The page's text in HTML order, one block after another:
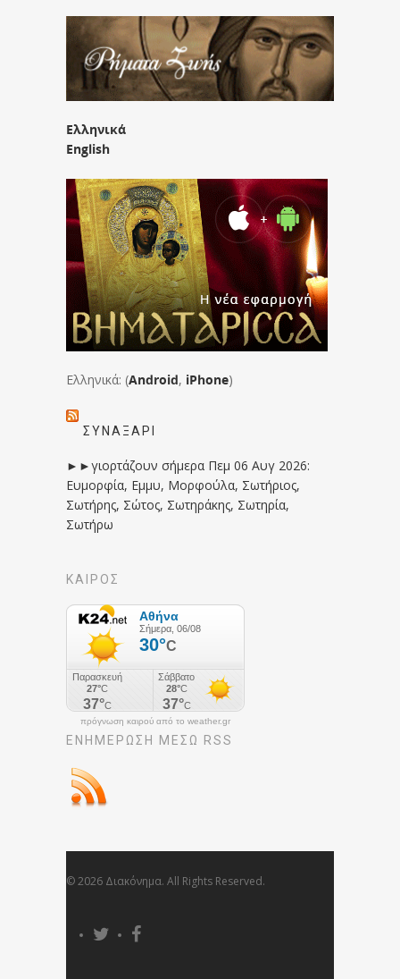
Ελληνικά
English
Ελληνικά: (Android, iPhone)
ΣΥΝΑΞΆΡΙ
►►γιορτάζουν σήμερα Πεμ 06 Αυγ 2026:
Ευμορφία, Εμμυ, Μορφούλα, Σωτήριος,
Σωτήρης, Σώτος, Σωτηράκης, Σωτηρία,
Σωτήρω
ΚΑΙΡΟΣ
πρόγνωση καιρού από το weather.gr
ΕΝΗΜΈΡΩΣΉ ΜΕΣΩ RSS
© 2026 Διακόνημα. All Rights Reserved.